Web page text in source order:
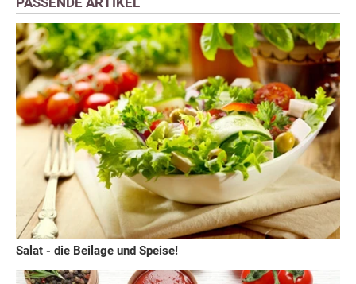
Salat - die Beilage und Speise!